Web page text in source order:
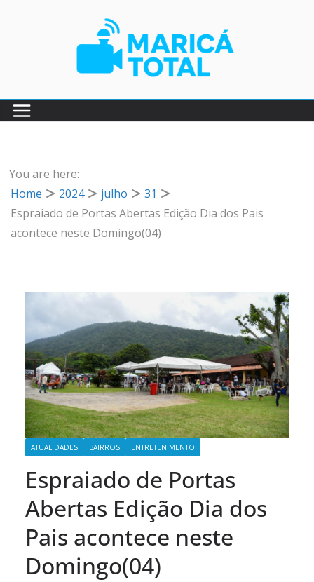
You are here:
Home
2024 julho
31
Espraiado de Portas Abertas Edição Dia dos Pais
acontece neste Domingo(04)
ATUALIDADES BAIRROS ENTRETENIMENTO
Espraiado de Portas
Abertas Edição Dia dos
Pais acontece neste
Domingo(04)